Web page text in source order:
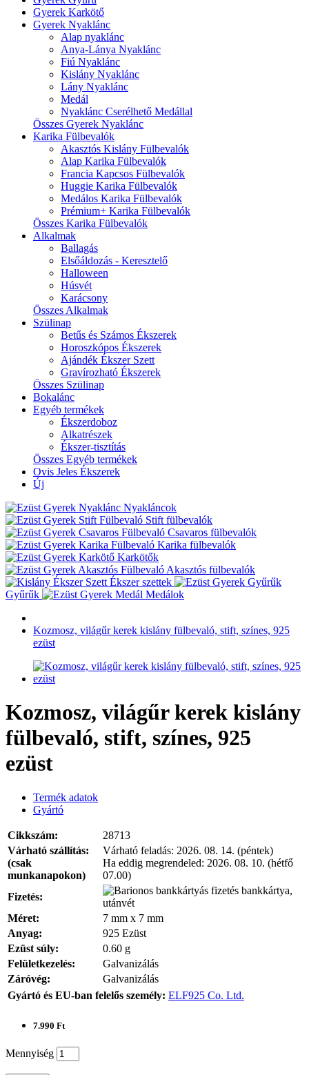
Gyerek Karkötő
Gyerek Nyaklánc
Alap nyaklánc
Anya-Lánya Nyaklánc
Fiú Nyaklánc
Kislány Nyaklánc
Lány Nyaklánc
Medál
Nyaklánc Cserélhető Medállal
Összes Gyerek Nyaklánc
Karika Fülbevalók
Akasztós Kislány Fülbevalók
Alap Karika Fülbevalók
Francia Kapcsos Fülbevalók
Huggie Karika Fülbevalók
Medálos Karika Fülbevalók
Prémium+ Karika Fülbevalók
Összes Karika Fülbevalók
Alkalmak
Ballagás
Elsőáldozás - Keresztelő
Halloween
Húsvét
Karácsony
Összes Alkalmak
Szülinap
Betűs és Számos Ékszerek
Horoszkópos Ékszerek
Ajándék Ékszer Szett
Gravírozható Ékszerek
Összes Szülinap
Bokalánc
Egyéb termékek
Ékszerdoboz
Alkatrészek
Ékszer-tisztítás
Összes Egyéb termékek
Ovis Jeles Ékszerek
Új
Nyakláncok
Stift fülbevalók
Csavaros fülbevalók
Karika fülbevalók
Karkötők
Akasztós fülbevalók
Ékszer szettek
Gyűrűk
Medálok
Kozmosz, világűr kerek kislány fülbevaló, stift, színes, 925
ezüst
Kozmosz, világűr kerek kislány
fülbevaló, stift, színes, 925
ezüst
Termék adatok
Gyártó
Cikkszám:
28713
Várható szállítás:
(csak
munkanapokon)
Várható feladás: 2026. 08. 14. (péntek)
Ha eddig megrendeled: 2026. 08. 10. (hétfő
07.00)
Fizetés:
bankkártya,
utánvét
Méret:
7 mm x 7 mm
Anyag:
925 Ezüst
Ezüst súly:
0.60 g
Felületkezelés:
Galvanizálás
Záróvég:
Galvanizálás
Gyártó és EU-ban felelős személy: ELF925 Co. Ltd.
7.990 Ft
Mennyiség